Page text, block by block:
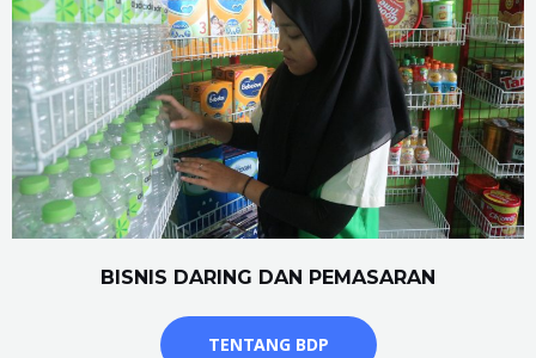
BISNIS DARING DAN PEMASARAN
TENTANG BDP